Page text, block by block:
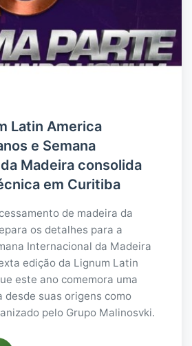
Latin America
e Semana
Madeira consolida
em Curitiba
de madeira da
os detalhes para a
Internacional da Madeira
edição da Lignum Latin
este ano comemora uma
desde suas origens como
pelo Grupo Malinosvki.